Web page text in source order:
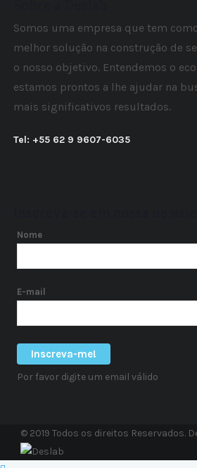
Somos uma empresa que tem
melhor solução na construção de
o nosso objetivo. Entendemos o
estamos prontos a lhe ajudar na
mais significativos resultados.
Tel: +55 62 9 9607-6035
Nome
E-mail
Inscreva-me!
Por favor digite um email válido
© 2019 Todos os direitos Reservados.